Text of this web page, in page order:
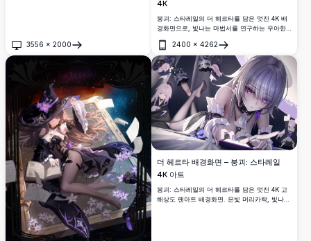
3556 × 2000
열기
4K
붕괴: 스타레일의 더 헤르타를 담은 멋진 4K 배
경화면으로, 빛나는 마법서를 연구하는 우아한
검은 마녀 모자, 그리고 아름답게 세밀하게 묘사
된 고해상도 아트워크 속 매혹적인 포션이 특징
입니다.
2400 × 4262
열기
더 헤르타 배경화면 – 붕괴: 스타레일
4K 아트
붕괴: 스타레일의 더 헤르타를 담은 멋진 4K 고
해상도 팬아트 배경화면. 은빛 머리카락, 빛나는